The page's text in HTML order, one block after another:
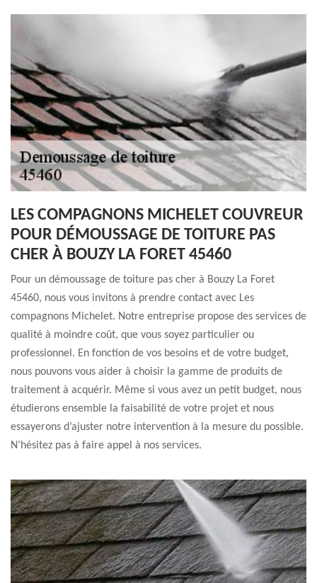
LES COMPAGNONS MICHELET COUVREUR
POUR DÉMOUSSAGE DE TOITURE PAS
CHER À BOUZY LA FORET 45460
Pour un démoussage de toiture pas cher à Bouzy La Foret
45460, nous vous invitons à prendre contact avec Les
compagnons Michelet. Notre entreprise propose des services de
qualité à moindre coût, que vous soyez particulier ou
professionnel. En fonction de vos besoins et de votre budget,
nous pouvons vous aider à choisir la gamme de produits de
traitement à acquérir. Même si vous avez un petit budget, nous
étudierons ensemble la faisabilité de votre projet et nous
essayerons d’ajuster notre intervention à la mesure du possible.
N’hésitez pas à faire appel à nos services.